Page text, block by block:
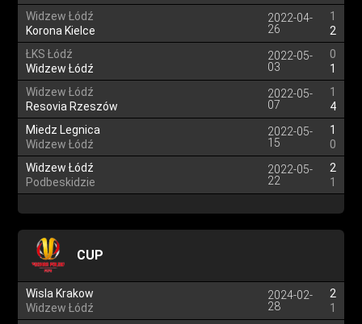
Widzew Łódź
Korona Kielce
2022-04-
26
1
2
ŁKS Łódź
Widzew Łódź
2022-05-
03
0
1
Widzew Łódź
Resovia Rzeszów
2022-05-
07
1
4
Miedz Legnica
Widzew Łódź
2022-05-
15
1
0
Widzew Łódź
Podbeskidzie
2022-05-
22
2
1
CUP
Wisla Krakow
Widzew Łódź
2024-02-
28
2
1